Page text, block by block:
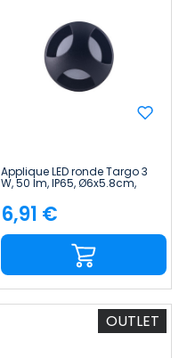
Applique LED ronde Targo 3
W, 50 lm, IP65, Ø6x5.8cm,
Price
6,91 €
OUTLET